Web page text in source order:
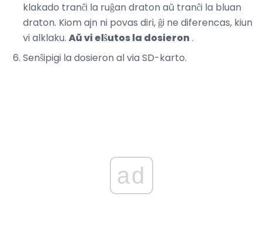
klakado tranĉi la ruĝan draton aŭ tranĉi la bluan
draton. Kiom ajn ni povas diri, ĝi ne diferencas, kiun
vi alklaku. Aŭ vi elŝutos la dosieron.
Senŝipigi la dosieron al via SD-karto.
ad